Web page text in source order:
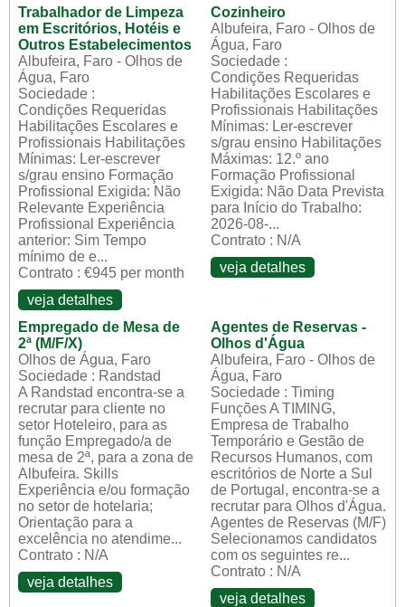
Trabalhador de Limpeza
em Escritórios, Hotéis e
Outros Estabelecimentos
Albufeira, Faro - Olhos de
Água, Faro
Sociedade :
Condições Requeridas
Habilitações Escolares e
Profissionais Habilitações
Mínimas: Ler-escrever
s/grau ensino Formação
Profissional Exigida: Não
Relevante Experiência
Profissional Experiência
anterior: Sim Tempo
mínimo de e...
Contrato : €945 per month
veja detalhes
Cozinheiro
Albufeira, Faro - Olhos de
Água, Faro
Sociedade :
Condições Requeridas
Habilitações Escolares e
Profissionais Habilitações
Mínimas: Ler-escrever
s/grau ensino Habilitações
Máximas: 12.º ano
Formação Profissional
Exigida: Não Data Prevista
para Início do Trabalho:
2026-08-...
Contrato : N/A
veja detalhes
Empregado de Mesa de
2ª (M/F/X)
Olhos de Água, Faro
Sociedade : Randstad
A Randstad encontra-se a
recrutar para cliente no
setor Hoteleiro, para as
função Empregado/a de
mesa de 2ª, para a zona de
Albufeira. Skills
Experiência e/ou formação
no setor de hotelaria;
Orientação para a
excelência no atendime...
Contrato : N/A
veja detalhes
Agentes de Reservas -
Olhos d'Água
Albufeira, Faro - Olhos de
Água, Faro
Sociedade : Timing
Funções A TIMING,
Empresa de Trabalho
Temporário e Gestão de
Recursos Humanos, com
escritórios de Norte a Sul
de Portugal, encontra-se a
recrutar para Olhos d'Água.
Agentes de Reservas (M/F)
Selecionamos candidatos
com os seguintes re...
Contrato : N/A
veja detalhes